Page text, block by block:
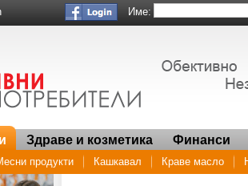
Име:
продукти Кашкавал Краве масло
Здраве и козметика Финанси